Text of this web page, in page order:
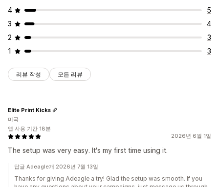
4
5
3
4
2
3
1
3
리뷰 작성 모든 리뷰
2026년 6월 1일
The setup was very easy. It's my first time using it.
Elite Print Kicks
미국
앱 사용 기간 18분
답글 Adeagle개 2026년 7월 13일
Thanks for giving Adeagle a try! Glad the setup was smooth. If you